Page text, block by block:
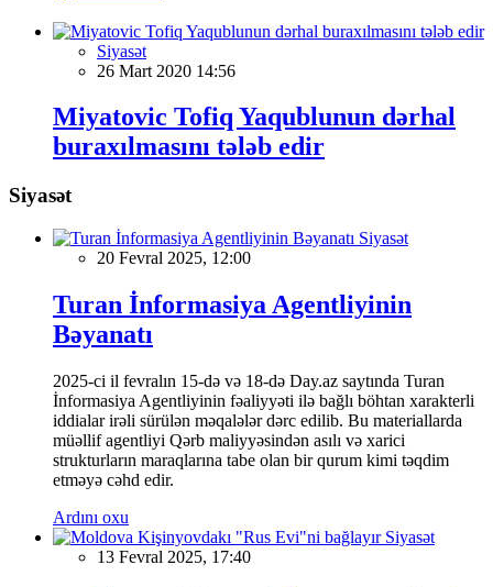
Siyasət
26 Mart 2020 14:56
Miyatovic Tofiq Yaqublunun dərhal
buraxılmasını tələb edir
Siyasət
Siyasət
20 Fevral 2025, 12:00
Turan İnformasiya Agentliyinin
Bəyanatı
2025-ci il fevralın 15-də və 18-də Day.az saytında Turan
İnformasiya Agentliyinin fəaliyyəti ilə bağlı böhtan xarakterli
iddialar irəli sürülən məqalələr dərc edilib. Bu materiallarda
müəllif agentliyi Qərb maliyyəsindən asılı və xarici
strukturların maraqlarına tabe olan bir qurum kimi təqdim
etməyə cəhd edir.
Ardını oxu
Siyasət
13 Fevral 2025, 17:40